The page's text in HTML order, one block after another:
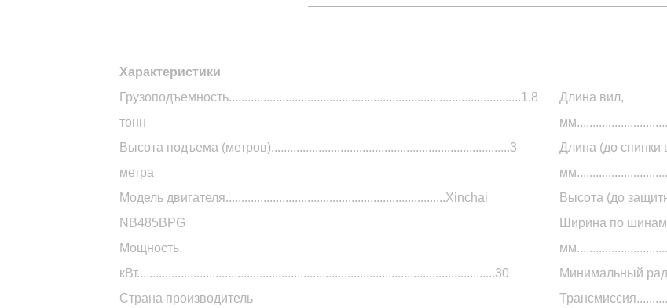
ISUZU C240
Все характеристики CPCD 10
Характеристики
Грузоподъемность.............................................................................................1.8
тонн
Высота подъема (метров)............................................................................3
метра
Модель двигателя......................................................................Xinchai
NB485BPG
Мощность,
кВт..................................................................................................................30
Страна производитель
Длина вил,
Длина (до спинки
Высота (до
Ширина по
Минимальный